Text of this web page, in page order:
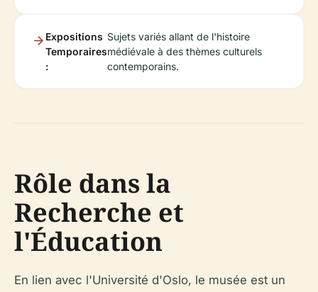
Expositions
Temporaires
:
Sujets variés allant de l'histoire
médiévale à des thèmes culturels
contemporains.
Rôle dans la
Recherche et
l'Éducation
En lien avec l'Université d'Oslo, le musée est un